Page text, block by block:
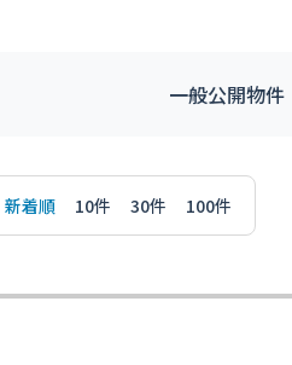
一般公開物件
新着順 10件 30件 100件